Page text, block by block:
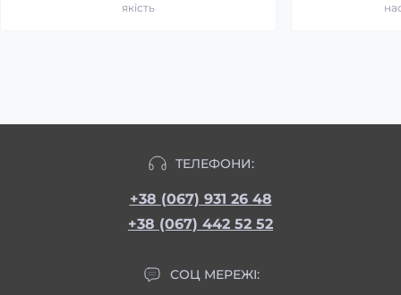
якість
ТЕЛЕФОНИ:
+38 (067) 931 26 48
+38 (067) 442 52 52
СОЦ МЕРЕЖІ: